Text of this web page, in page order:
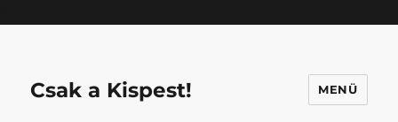
Csak a Kispest! MENÜ